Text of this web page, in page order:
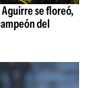
Aguirre se floreó,
del